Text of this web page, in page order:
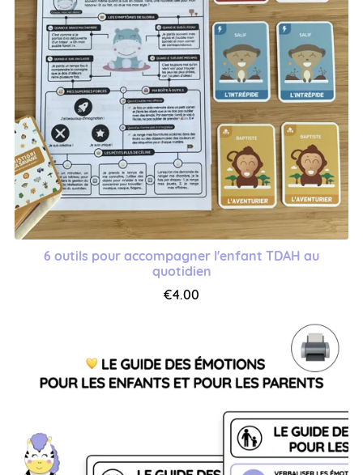
6 outils pour accompagner l'enfant TDAH au
quotidien
€4.00